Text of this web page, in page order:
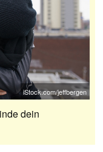
iStock.com/jeffbergen
dein